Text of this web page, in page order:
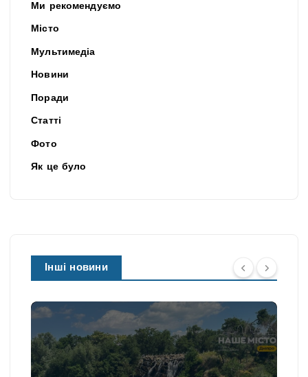
Ми рекомендуємо
Місто
Мультимедіа
Новини
Поради
Статті
Фото
Як це було
Інші новини